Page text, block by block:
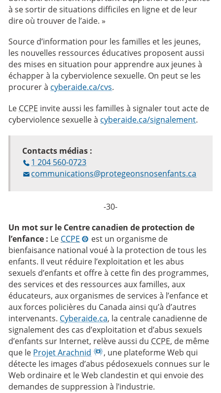
à se sortir de situations difficiles en ligne et de leur
dire où trouver de l’aide. »
Source d’information pour les familles et les jeunes,
les nouvelles ressources éducatives proposent aussi
des mises en situation pour apprendre aux jeunes à
échapper à la cyberviolence sexuelle. On peut se les
procurer à cyberaide.ca/cvs.
Le CCPE invite aussi les familles à signaler tout acte de
cyberviolence sexuelle à cyberaide.ca/signalement.
Contacts médias :
1 204 560-0723
communications@protegeonsnosenfants.ca
-30-
Un mot sur le Centre canadien de protection de
l’enfance : Le CCPE
est un organisme de
bienfaisance national voué à la protection de tous les
enfants. Il veut réduire l’exploitation et les abus
sexuels d’enfants et offre à cette fin des programmes,
des services et des ressources aux familles, aux
éducateurs, aux organismes de services à l’enfance et
aux forces policières du Canada ainsi qu’à d’autres
intervenants. Cyberaide.ca, la centrale canadienne de
signalement des cas d’exploitation et d’abus sexuels
d’enfants sur Internet, relève aussi du CCPE, de même
que le Projet Arachnid
, une plateforme Web qui
détecte les images d’abus pédosexuels connues sur le
Web ordinaire et le Web clandestin et qui envoie des
demandes de suppression à l’industrie.